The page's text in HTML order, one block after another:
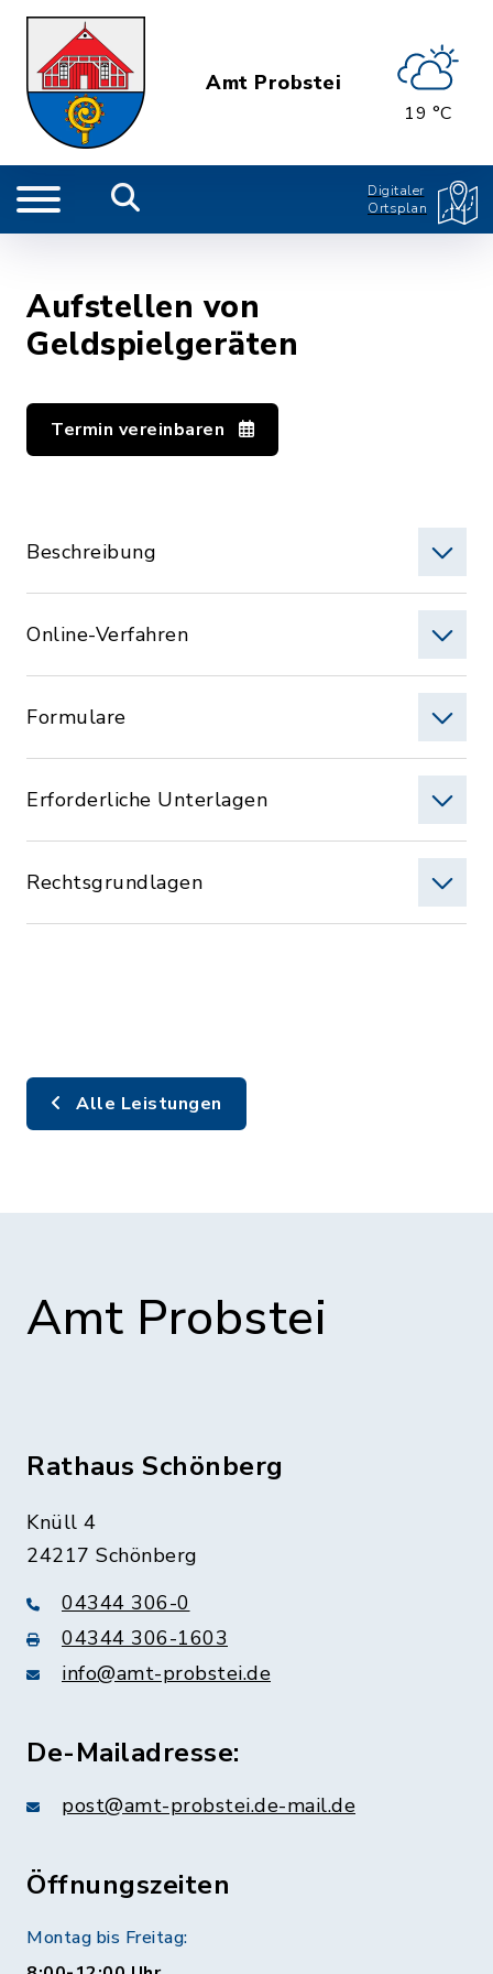
Amt Probstei
19 °C
Digitaler
Ortsplan
Aufstellen von
Geldspielgeräten
Termin vereinbaren
Beschreibung
Online-Verfahren
Formulare
Erforderliche Unterlagen
Rechtsgrundlagen
Alle Leistungen
Amt Probstei
Rathaus Schönberg
Knüll 4
24217 Schönberg
04344 306-0
04344 306-1603
info@amt-probstei.de
De-Mailadresse:
post@amt-probstei.de-mail.de
Öffnungszeiten
Montag bis Freitag: